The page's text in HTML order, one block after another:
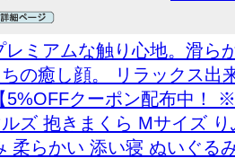
レミアムな触り心地。滑ら
の癒し顔。 リラックス出
5%OFFクーポン配布中！
ズ 抱きまくら Mサイズ
柔らかい 添い寝 ぬいぐる